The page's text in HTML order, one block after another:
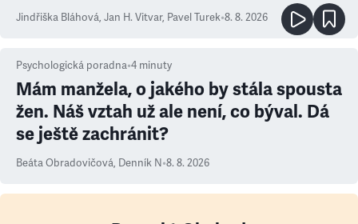
Jindřiška Bláhová, Jan H. Vitvar, Pavel Turek•8. 8. 2026
Psychologická poradna•4 minuty
Mám manžela, o jakého by stála spousta
žen. Náš vztah už ale není, co býval. Dá
se ještě zachránit?
Beáta Obradovičová, Denník N•8. 8. 2026